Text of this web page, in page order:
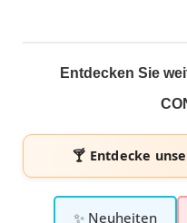
Entdecken Sie
🍸 Entdecke
✨ Neuheiten